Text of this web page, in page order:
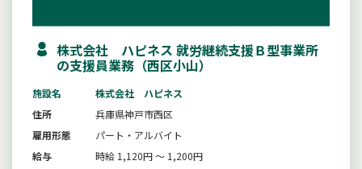
株式会社 ハピネス 就労継続支援Ｂ型事業所
の支援員業務（西区小山）
施設名
株式会社 ハピネス
住所
兵庫県神戸市西区
雇用形態
パート・アルバイト
給与
時給 1,120円 ～ 1,200円